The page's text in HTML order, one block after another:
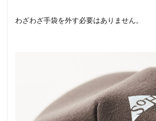
わざわざ手袋を外す必要はありません。